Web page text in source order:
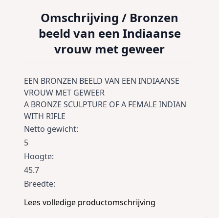
Omschrijving / Bronzen
beeld van een Indiaanse
vrouw met geweer
EEN BRONZEN BEELD VAN EEN INDIAANSE
VROUW MET GEWEER
A BRONZE SCULPTURE OF A FEMALE INDIAN
WITH RIFLE
Netto gewicht:
5
Hoogte:
45.7
Breedte:
14.5
Lees volledige productomschrijving